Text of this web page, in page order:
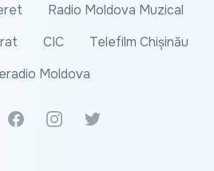
Radio Moldova Muzical
CIC
Telefilm Chișinău
Moldova
News
FacebookInstagramTwitter